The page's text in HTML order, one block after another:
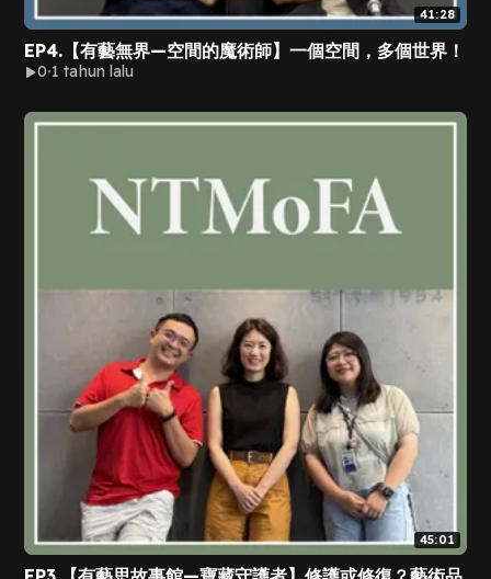
41:28
EP4.【有藝無界—空間的魔術師】一個空間，多個世界！
0 1 tahun lalu
45:01